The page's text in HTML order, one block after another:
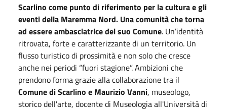
Scarlino come punto di riferimento per la cultura e gli
eventi della Maremma Nord. Una comunità che torna
ad essere ambasciatrice del suo Comune. Un’identità
ritrovata, forte e caratterizzante di un territorio. Un
flusso turistico di prossimità e non solo che cresce
anche nei periodi “fuori stagione”. Ambizioni che
prendono forma grazie alla collaborazione tra il
Comune di Scarlino e Maurizio Vanni, museologo,
storico dell'arte, docente di Museologia all'Università di